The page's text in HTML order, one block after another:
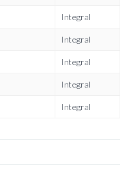
Integral
Integral
Integral
Integral
Integral